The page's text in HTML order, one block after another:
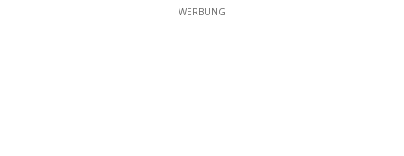
WERBUNG